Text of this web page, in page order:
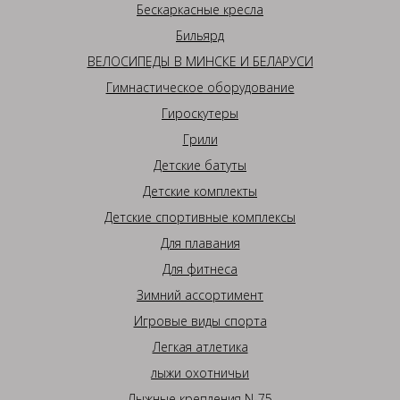
Бескаркасные кресла
Бильярд
ВЕЛОСИПЕДЫ В МИНСКЕ И БЕЛАРУСИ
Гимнастическое оборудование
Гироскутеры
Грили
Детские батуты
Детские комплекты
Детские спортивные комплексы
Для плавания
Для фитнеса
Зимний ассортимент
Игровые виды спорта
Легкая атлетика
лыжи охотничьи